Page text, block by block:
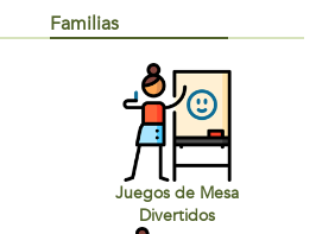
Familias
Juegos de Mesa
Divertidos